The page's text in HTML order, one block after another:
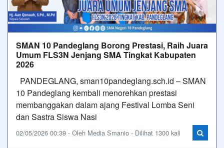
SMAN 10 Pandeglang Borong Prestasi, Raih Juara
Umum FLS3N Jenjang SMA Tingkat Kabupaten
2026
PANDEGLANG, sman10pandeglang.sch.id – SMAN
10 Pandeglang kembali menorehkan prestasi
membanggakan dalam ajang Festival Lomba Seni
dan Sastra Siswa Nasi
02/05/2026 00:39 - Oleh Media Smanio - Dilihat 1300 kali